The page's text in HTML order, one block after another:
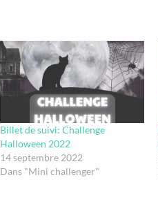
Billet de suivi: Challenge
Halloween 2022
14 septembre 2022
Dans "Mini challenger"